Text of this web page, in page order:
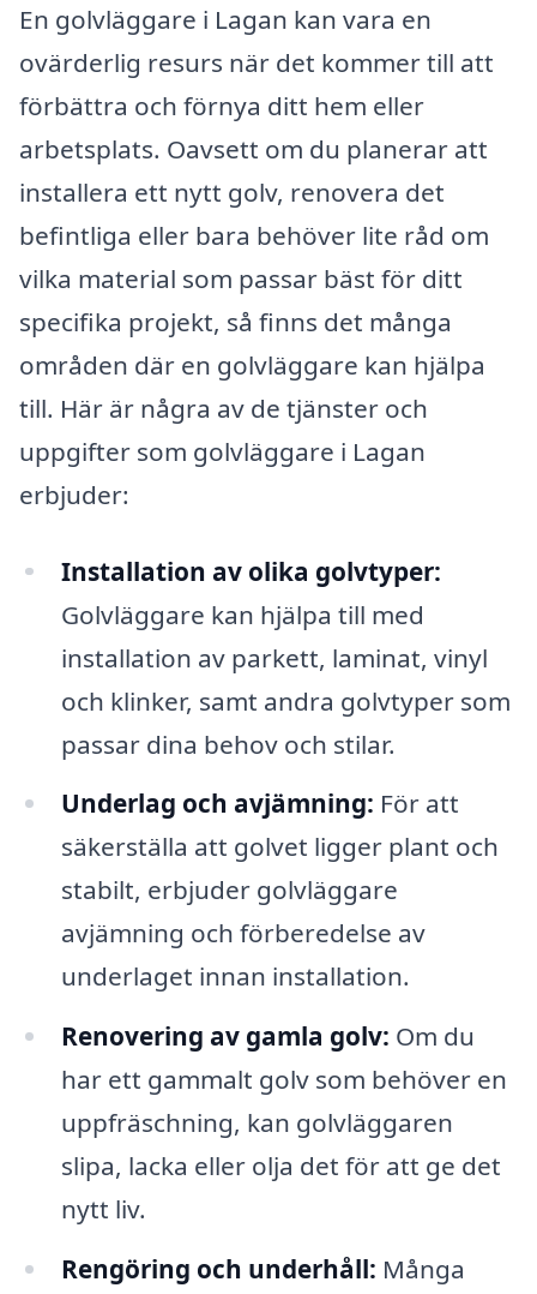
En golvläggare i Lagan kan vara en
ovärderlig resurs när det kommer till att
förbättra och förnya ditt hem eller
arbetsplats. Oavsett om du planerar att
installera ett nytt golv, renovera det
befintliga eller bara behöver lite råd om
vilka material som passar bäst för ditt
specifika projekt, så finns det många
områden där en golvläggare kan hjälpa
till. Här är några av de tjänster och
uppgifter som golvläggare i Lagan
erbjuder:
Installation av olika golvtyper:
Golvläggare kan hjälpa till med
installation av parkett, laminat, vinyl
och klinker, samt andra golvtyper som
passar dina behov och stilar.
Underlag och avjämning: För att
säkerställa att golvet ligger plant och
stabilt, erbjuder golvläggare
avjämning och förberedelse av
underlaget innan installation.
Renovering av gamla golv: Om du
har ett gammalt golv som behöver en
uppfräschning, kan golvläggaren
slipa, lacka eller olja det för att ge det
nytt liv.
Rengöring och underhåll: Många